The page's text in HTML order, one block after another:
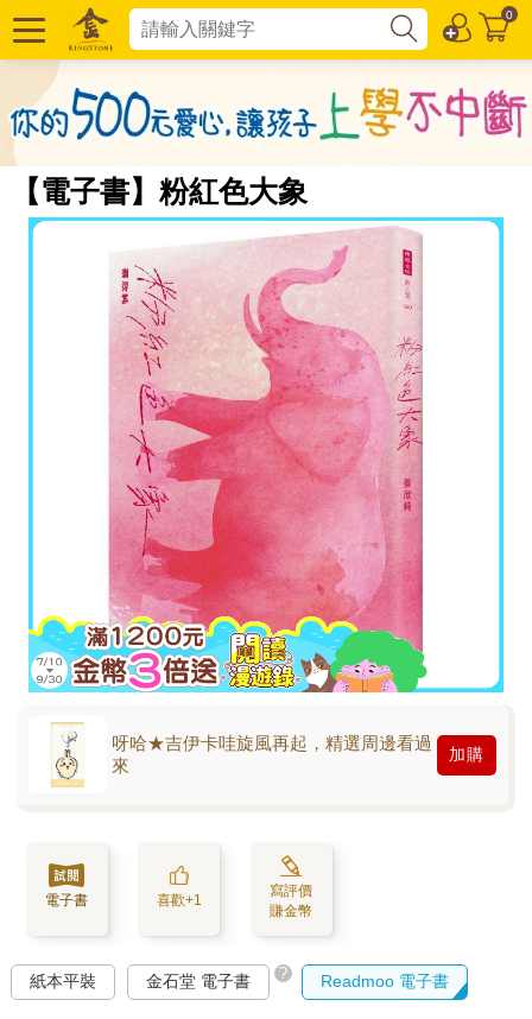
0
【電子書】粉紅色大象
呀哈★吉伊卡哇旋風再起，精選周邊看過
來
加購
電子書 喜歡+1
寫評價
賺金幣
紙本平裝 金石堂 電子書 ? Readmoo 電子書